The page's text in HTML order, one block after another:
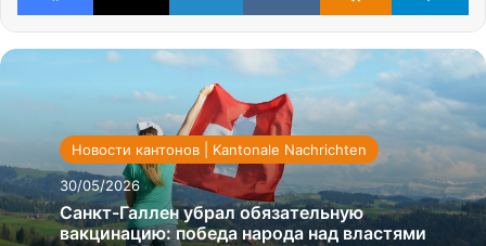
Новости кантонов | Kantonale Nachrichten
30/05/2026
Санкт-Галлен убрал обязательную
вакцинацию: победа народа над властями